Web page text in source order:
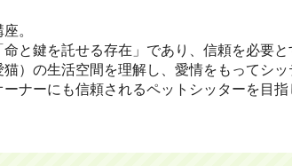
。
と鍵を託せる存在」であり、信頼を必要
）の生活空間を理解し、愛情をもってシ
ナーにも信頼されるペットシッターを目指